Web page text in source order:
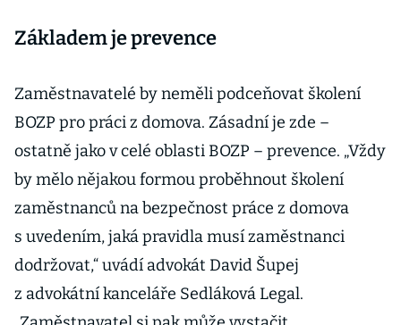
Základem je prevence
Zaměstnavatelé by neměli podceňovat školení
BOZP pro práci z domova. Zásadní je zde –
ostatně jako v celé oblasti BOZP – prevence. „Vždy
by mělo nějakou formou proběhnout školení
zaměstnanců na bezpečnost práce z domova
s uvedením, jaká pravidla musí zaměstnanci
dodržovat,“ uvádí advokát David Šupej
z advokátní kanceláře Sedláková Legal.